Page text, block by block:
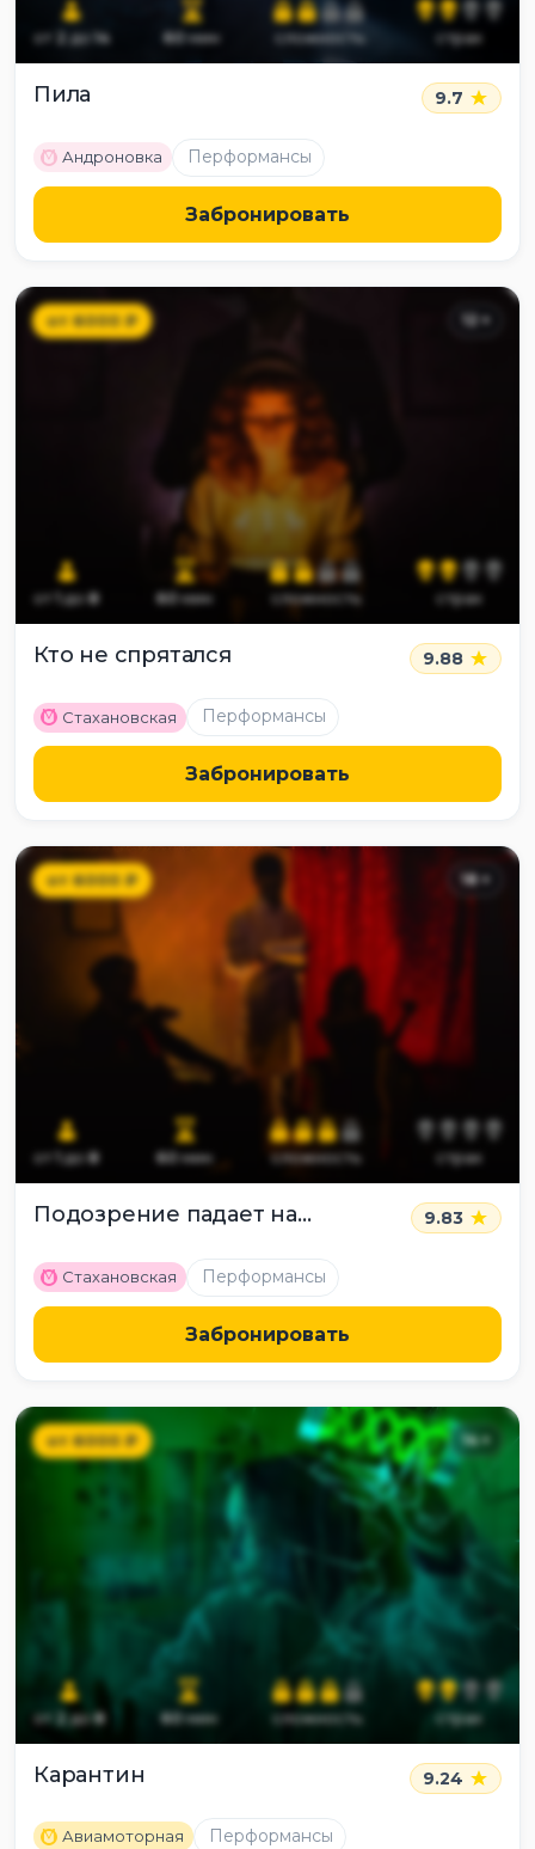
от 2до 14 60мин сложность страх
Пила 9.7
M Андроновка Перформансы
Забронировать
от6000₽ 12 +
от до8 60мин сложность страх
Кто не спрятался 9.88
M Стахановская Перформансы
Забронировать
от6000₽ 18+
от до8 60мин сложность страх
Подозрение падает на… 9.83
M Стахановская Перформансы
Забронировать
от6000₽ 14+
от 2до8 60мин сложность страх
Карантин 9.24
M Авиамоторная Перформансы